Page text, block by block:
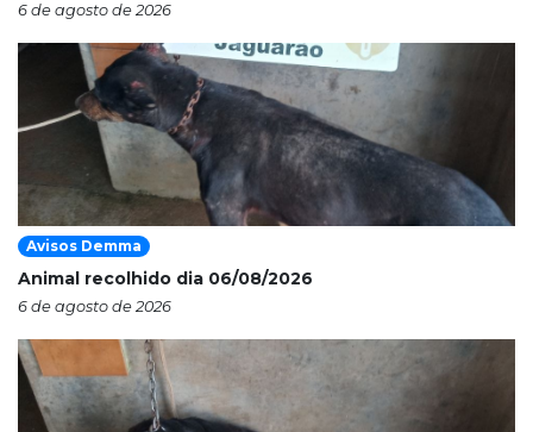
6 de agosto de 2026
Avisos Demma
Animal recolhido dia 06/08/2026
6 de agosto de 2026